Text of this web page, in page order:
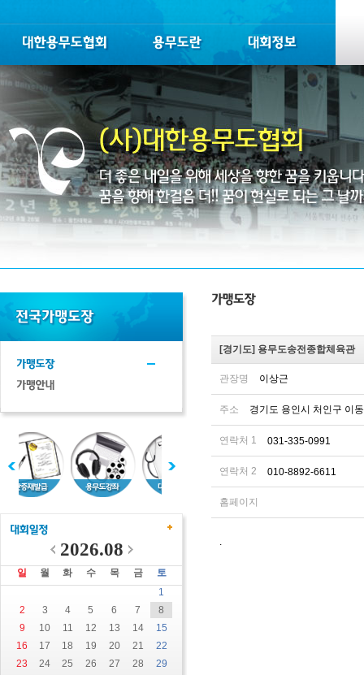
2026.08
일 월 화 수 목 금
토
1
2
3 4 5 6 7
8
9
10 11 12 13 14
15
16
17 18 19 20 21
22
23
24 25 26 27 28
29
[경기도] 용무도송전종합체육관
관장명 이상근
주소 경기도 용인시 처인구 이
연락처 1 031-335-0991
연락처 2 010-8892-6611
홈페이지
.